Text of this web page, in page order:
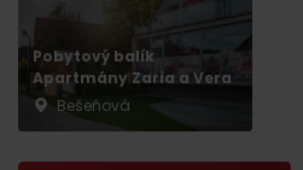
Pobytový balík
Apartmány Zaria a Vera
Bešeňová